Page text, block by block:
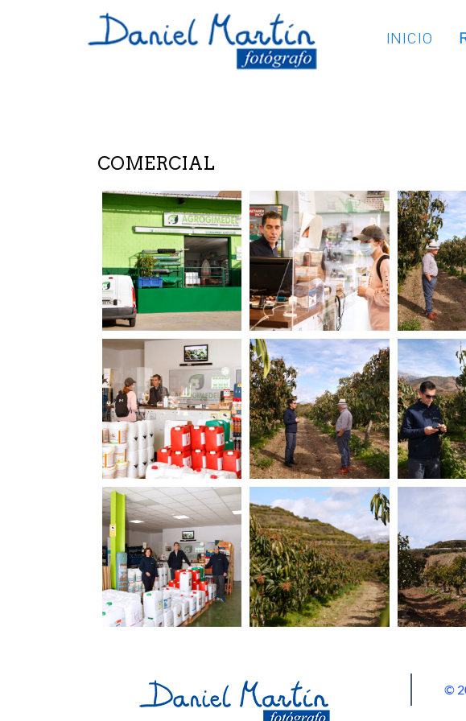
INICIO
COMERCIAL
©